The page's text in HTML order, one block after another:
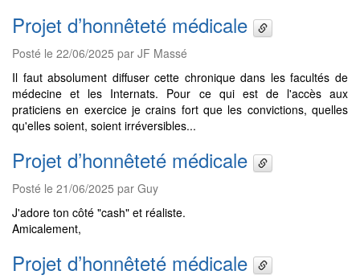
Projet d’honnêteté médicale
Posté le 22/06/2025 par JF Massé
Il faut absolument diffuser cette chronique dans les facultés de
médecine et les Internats. Pour ce qui est de l'accès aux
praticiens en exercice je crains fort que les convictions, quelles
qu'elles soient, soient irréversibles...
Projet d’honnêteté médicale
Posté le 21/06/2025 par Guy
J'adore ton côté "cash" et réaliste.
Amicalement,
Projet d’honnêteté médicale